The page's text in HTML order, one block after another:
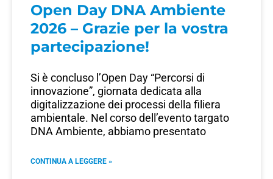
Open Day DNA Ambiente
2026 – Grazie per la vostra
partecipazione!
Si è concluso l’Open Day “Percorsi di
innovazione”, giornata dedicata alla
digitalizzazione dei processi della filiera
ambientale. Nel corso dell’evento targato
DNA Ambiente, abbiamo presentato
CONTINUA A LEGGERE »